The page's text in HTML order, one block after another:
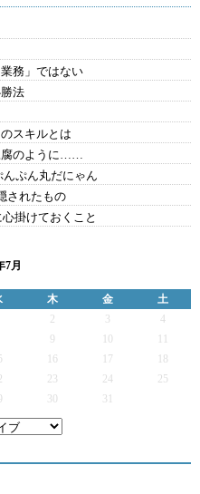
務」ではない
法
スキルとは
腐のように……
ぷん丸だにゃん
されたもの
掛けておくこと
7月
木 金
土
2 3
4
9
16 17
23 24
25
30 31